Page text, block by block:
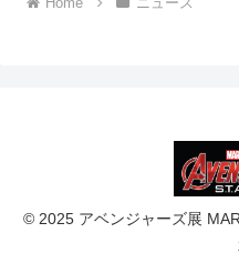
© 2025 アベンジャーズ展